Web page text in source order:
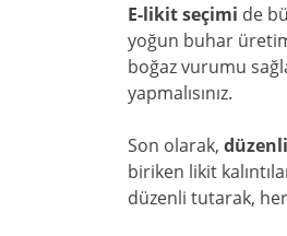
E-likit seçimi de
yoğun buhar
boğaz vurumu
yapmalısınız.
Son olarak,
biriken likit
düzenli tutarak,